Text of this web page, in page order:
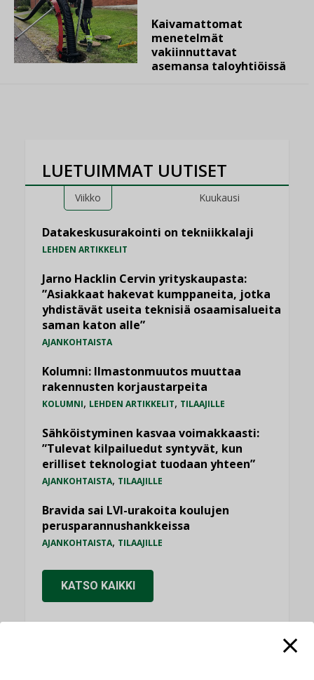
Kaivamattomat
menetelmät
vakiinnuttavat
asemansa taloyhtiöissä
LUETUIMMAT UUTISET
Viikko Kuukausi
Datakeskusurakointi on tekniikkalaji
LEHDEN ARTIKKELIT
Jarno Hacklin Cervin yrityskaupasta:
”Asiakkaat hakevat kumppaneita, jotka
yhdistävät useita teknisiä osaamisalueita
saman katon alle”
AJANKOHTAISTA
Kolumni: Ilmastonmuutos muuttaa
rakennusten korjaustarpeita
KOLUMNI, LEHDEN ARTIKKELIT, TILAAJILLE
Sähköistyminen kasvaa voimakkaasti:
”Tulevat kilpailuedut syntyvät, kun
erilliset teknologiat tuodaan yhteen”
AJANKOHTAISTA, TILAAJILLE
Bravida sai LVI-urakoita koulujen
perusparannushankkeissa
AJANKOHTAISTA, TILAAJILLE
KATSO KAIKKI